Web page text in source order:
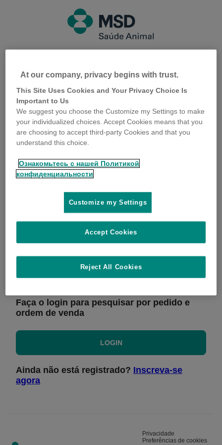
Rastreamento de pedidos
Acompanhar uma entrega ficou muito mais fácil!
Insira oNúmero da Nota fiscal
CPF/CNPJ do destinatário*
Nota fiscal*
RASTREAR PEDIDO
Faça o login para pesquisar por pedido e
ordem de venda
LOGIN
Ainda não está registrado? Inscreva-se
agora
Privacidade
Preferências de cookies
At our company, privacy begins with trust.
This Site Uses Cookies and Your Privacy Choice Is
Important to Us
We suggest you choose the Customize my Settings to make
your individualized choices. Accept Cookies means that you
are choosing to accept third-party Cookies and that you
understand this choice.
Ознакомьтесь с нашей Политикой
конфиденциальности
Customize my Settings
Reject All Cookies
Accept Cookies